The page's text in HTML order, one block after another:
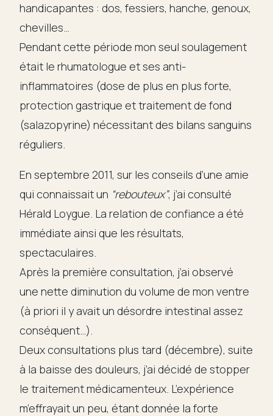
handicapantes : dos, fessiers, hanche, genoux,
chevilles…
Pendant cette période mon seul soulagement
était le rhumatologue et ses anti-
inflammatoires (dose de plus en plus forte,
protection gastrique et traitement de fond
(salazopyrine) nécessitant des bilans sanguins
réguliers.
En septembre 2011, sur les conseils d’une amie
qui connaissait un “rebouteux”, j’ai consulté
Hérald Loygue. La relation de confiance a été
immédiate ainsi que les résultats,
spectaculaires.
Après la première consultation, j’ai observé
une nette diminution du volume de mon ventre
(à priori il y avait un désordre intestinal assez
conséquent…).
Deux consultations plus tard (décembre), suite
à la baisse des douleurs, j’ai décidé de stopper
le traitement médicamenteux. L’expérience
m’effrayait un peu, étant donnée la forte